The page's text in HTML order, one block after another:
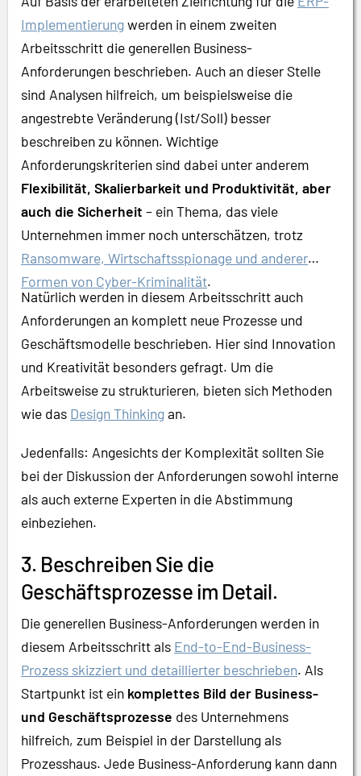
Implementierung werden in einem zweiten
Arbeitsschritt die generellen Business-
Anforderungen beschrieben. Auch an dieser Stelle
sind Analysen hilfreich, um beispielsweise die
angestrebte Veränderung (Ist/Soll) besser
beschreiben zu können. Wichtige
Anforderungskriterien sind dabei unter anderem
Flexibilität, Skalierbarkeit und Produktivität, aber
auch die Sicherheit – ein Thema, das viele
Unternehmen immer noch unterschätzen, trotz
Ransomware, Wirtschaftsspionage und anderer
Formen von Cyber-Kriminalität.
Natürlich werden in diesem Arbeitsschritt auch
Anforderungen an komplett neue Prozesse und
Geschäftsmodelle beschrieben. Hier sind Innovation
und Kreativität besonders gefragt. Um die
Arbeitsweise zu strukturieren, bieten sich Methoden
wie das Design Thinking an.
Jedenfalls: Angesichts der Komplexität sollten Sie
bei der Diskussion der Anforderungen sowohl interne
als auch externe Experten in die Abstimmung
einbeziehen.
3. Beschreiben Sie die
Geschäftsprozesse im Detail.
Die generellen Business-Anforderungen werden in
diesem Arbeitsschritt als End-to-End-Business-
Prozess skizziert und detaillierter beschrieben. Als
Startpunkt ist ein komplettes Bild der Business-
und Geschäftsprozesse des Unternehmens
hilfreich, zum Beispiel in der Darstellung als
Prozesshaus. Jede Business-Anforderung kann dann